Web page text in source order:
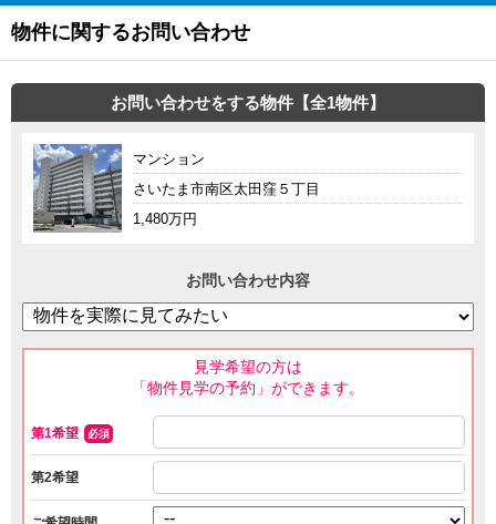
物件に関するお問い合わせ
お問い合わせをする物件【全1物件】
マンション
さいたま市南区太田窪５丁目
1,480万円
お問い合わせ内容
見学希望の方は
「物件見学の予約」ができます。
第1希望 必須
第2希望